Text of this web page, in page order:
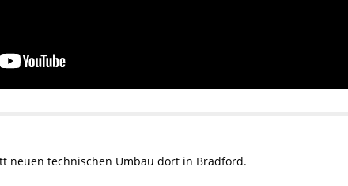
neuen technischen Umbau dort in Bradford.